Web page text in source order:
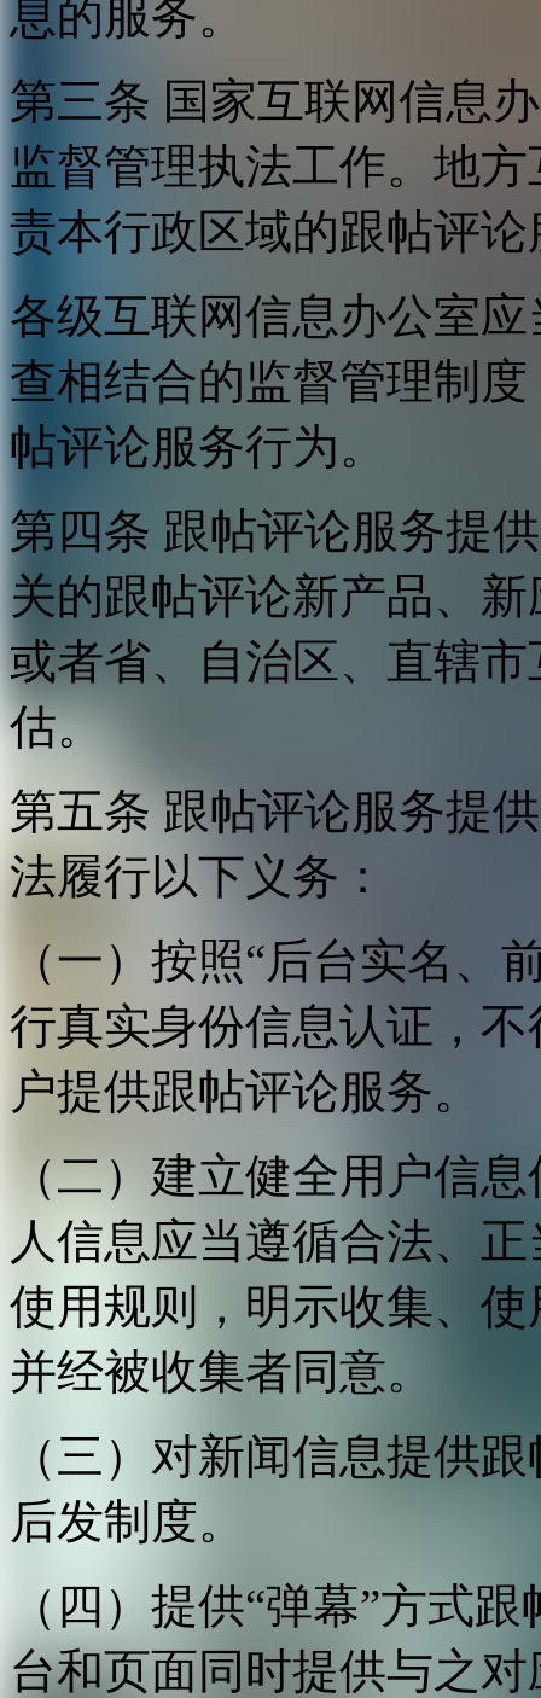
息的服务。
第三条 国家互联网信息
监督管理执法工作。地
责本行政区域的跟帖评
各级互联网信息办公室
查相结合的监督管理制
帖评论服务行为。
第四条 跟帖评论服务提
关的跟帖评论新产品、
或者省、自治区、直辖
估。
第五条 跟帖评论服务提
法履行以下义务：
（一）按照“后台实名、
行真实身份信息认证，
户提供跟帖评论服务。
（二）建立健全用户信
人信息应当遵循合法、
使用规则，明示收集、
并经被收集者同意。
（三）对新闻信息提供
后发制度。
（四）提供“弹幕”方式
台和页面同时提供与之